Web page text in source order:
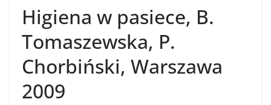
Higiena w pasiece, B.
Tomaszewska, P.
Chorbiński, Warszawa
2009